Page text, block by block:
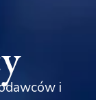
i